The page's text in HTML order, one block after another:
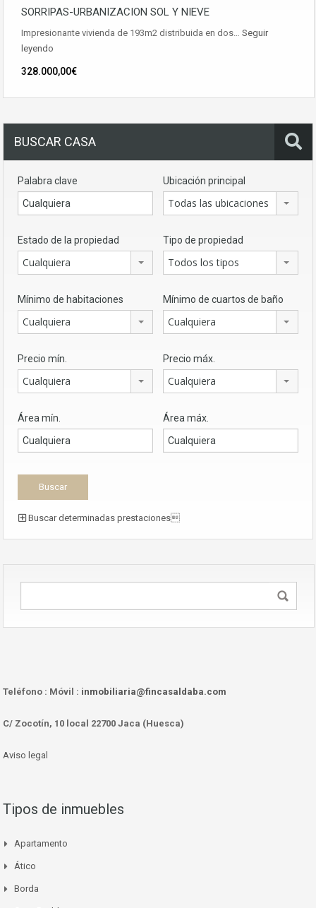
SORRIPAS-URBANIZACION SOL Y NIEVE
Impresionante vivienda de 193m2 distribuida en dos… Seguir
leyendo
328.000,00€
BUSCAR CASA
Palabra clave Ubicación principal
Todas las ubicaciones
Estado de la propiedad
Cualquiera
Tipo de propiedad
Todos los tipos
Mínimo de habitaciones
Cualquiera
Mínimo de cuartos de baño
Cualquiera
Precio mín.
Cualquiera
Precio máx.
Cualquiera
Área mín. Área máx.
Buscar determinadas prestaciones
Teléfono : Móvil : inmobiliaria@fincasaldaba.com
C/ Zocotín, 10 local 22700 Jaca (Huesca)
Aviso legal
Tipos de inmuebles
Apartamento
Ático
Borda